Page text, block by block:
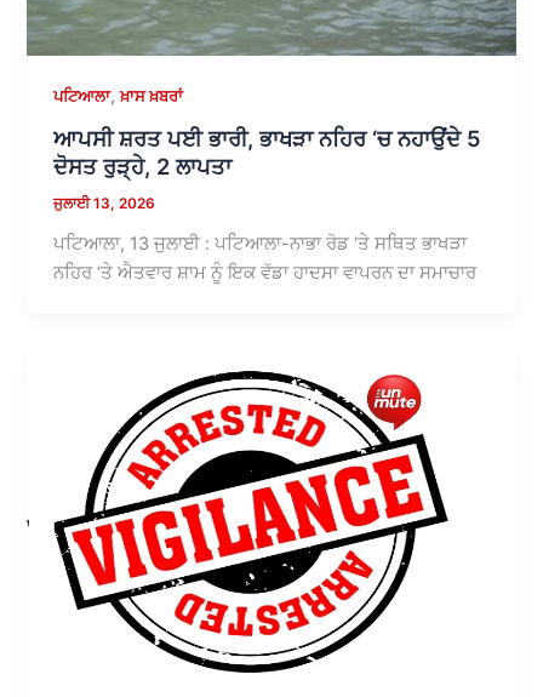
ਪਟਿਆਲਾ,ਖ਼ਾਸ ਖ਼ਬਰਾਂ
ਆਪਸੀ ਸ਼ਰਤ ਪਈ ਭਾਰੀ, ਭਾਖੜਾ ਨਹਿਰ ‘ਚ ਨਹਾਉਂਦੇ 5
ਦੋਸਤ ਰੁੜ੍ਹੇ, 2 ਲਾਪਤਾ
ਜੁਲਾਈ 13, 2026
ਪਟਿਆਲਾ, 13 ਜੁਲਾਈ : ਪਟਿਆਲਾ-ਨਾਭਾ ਰੋਡ ‘ਤੇ ਸਥਿਤ ਭਾਖੜਾ
ਨਹਿਰ ‘ਤੇ ਐਤਵਾਰ ਸ਼ਾਮ ਨੂੰ ਇਕ ਵੱਡਾ ਹਾਦਸਾ ਵਾਪਰਨ ਦਾ ਸਮਾਚਾਰ